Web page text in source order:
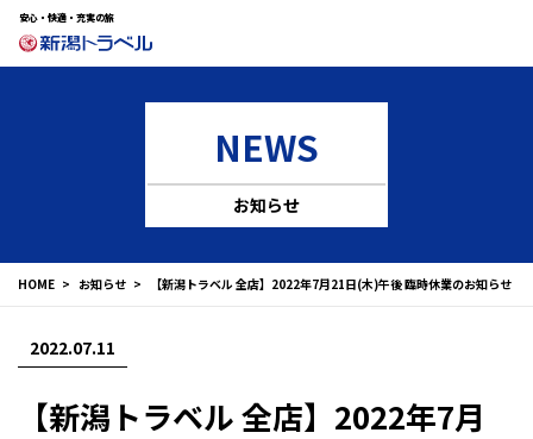
安心・快適・充実の旅
NEWS
お知らせ
HOME お知らせ 【新潟トラベル 全店】2022年7月21日(木)午後 臨時休業のお知らせ
2022.07.11
【新潟トラベル 全店】2022年7月